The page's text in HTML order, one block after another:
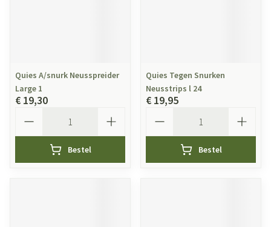
Quies A/snurk Neusspreider
Large 1
€ 19,30
Bestel
Quies Tegen Snurken
Neusstrips l 24
€ 19,95
Bestel